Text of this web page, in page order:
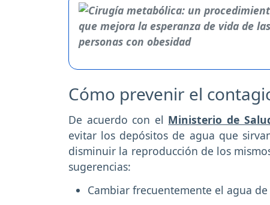
Cómo prevenir el
De acuerdo con el Ministerio de
evitar los depósitos de agua que
disminuir la reproducción de los
sugerencias:
Cambiar frecuentemente el agua